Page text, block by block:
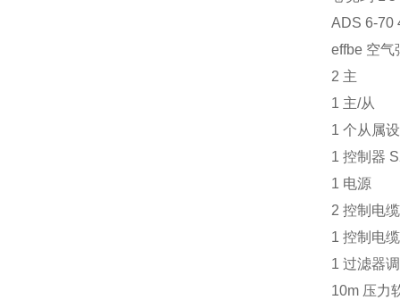
ADS 6-70
effbe 空气
2 主
1 主/从
1 个从属
1 控制器
1 电源
2 控制电
1 控制电
1 过滤器
10m 压力